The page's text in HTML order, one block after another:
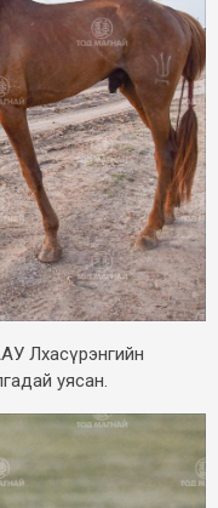
Лхасүрэнгийн
уясан.